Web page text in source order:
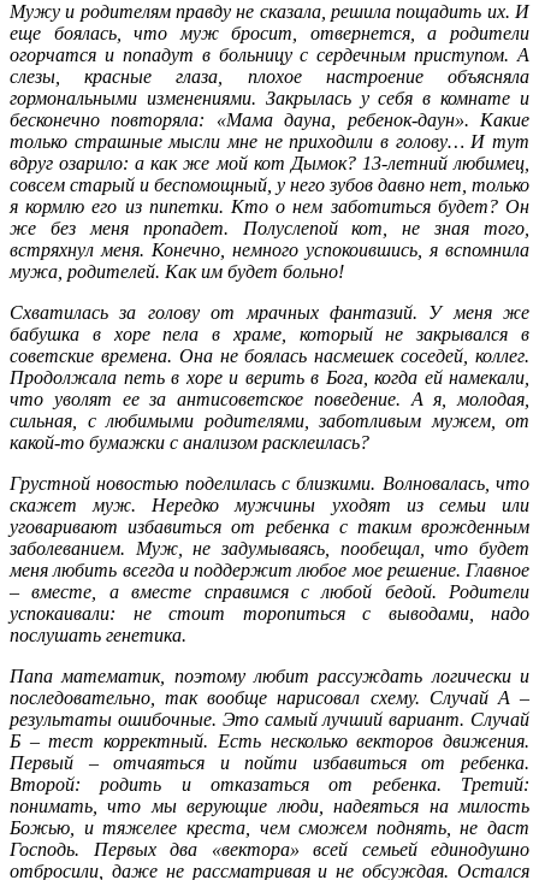
Мужу и родителям правду не сказала, решила пощадить их. И
еще боялась, что муж бросит, отвернется, а родители
огорчатся и попадут в больницу с сердечным приступом. А
слезы, красные глаза, плохое настроение объясняла
гормональными изменениями. Закрылась у себя в комнате и
бесконечно повторяла: «Мама дауна, ребенок-даун». Какие
только страшные мысли мне не приходили в голову… И тут
вдруг озарило: а как же мой кот Дымок? 13-летний любимец,
совсем старый и беспомощный, у него зубов давно нет, только
я кормлю его из пипетки. Кто о нем заботиться будет? Он
же без меня пропадет. Полуслепой кот, не зная того,
встряхнул меня. Конечно, немного успокоившись, я вспомнила
мужа, родителей. Как им будет больно!
Схватилась за голову от мрачных фантазий. У меня же
бабушка в хоре пела в храме, который не закрывался в
советские времена. Она не боялась насмешек соседей, коллег.
Продолжала петь в хоре и верить в Бога, когда ей намекали,
что уволят ее за антисоветское поведение. А я, молодая,
сильная, с любимыми родителями, заботливым мужем, от
какой-то бумажки с анализом расклеилась?
Грустной новостью поделилась с близкими. Волновалась, что
скажет муж. Нередко мужчины уходят из семьи или
уговаривают избавиться от ребенка с таким врожденным
заболеванием. Муж, не задумываясь, пообещал, что будет
меня любить всегда и поддержит любое мое решение. Главное
– вместе, а вместе справимся с любой бедой. Родители
успокаивали: не стоит торопиться с выводами, надо
послушать генетика.
Папа математик, поэтому любит рассуждать логически и
последовательно, так вообще нарисовал схему. Случай А –
результаты ошибочные. Это самый лучший вариант. Случай
Б – тест корректный. Есть несколько векторов движения.
Первый – отчаяться и пойти избавиться от ребенка.
Второй: родить и отказаться от ребенка. Третий:
понимать, что мы верующие люди, надеяться на милость
Божью, и тяжелее креста, чем сможем поднять, не даст
Господь. Первых два «вектора» всей семьей единодушно
отбросили, даже не рассматривая и не обсуждая. Остался